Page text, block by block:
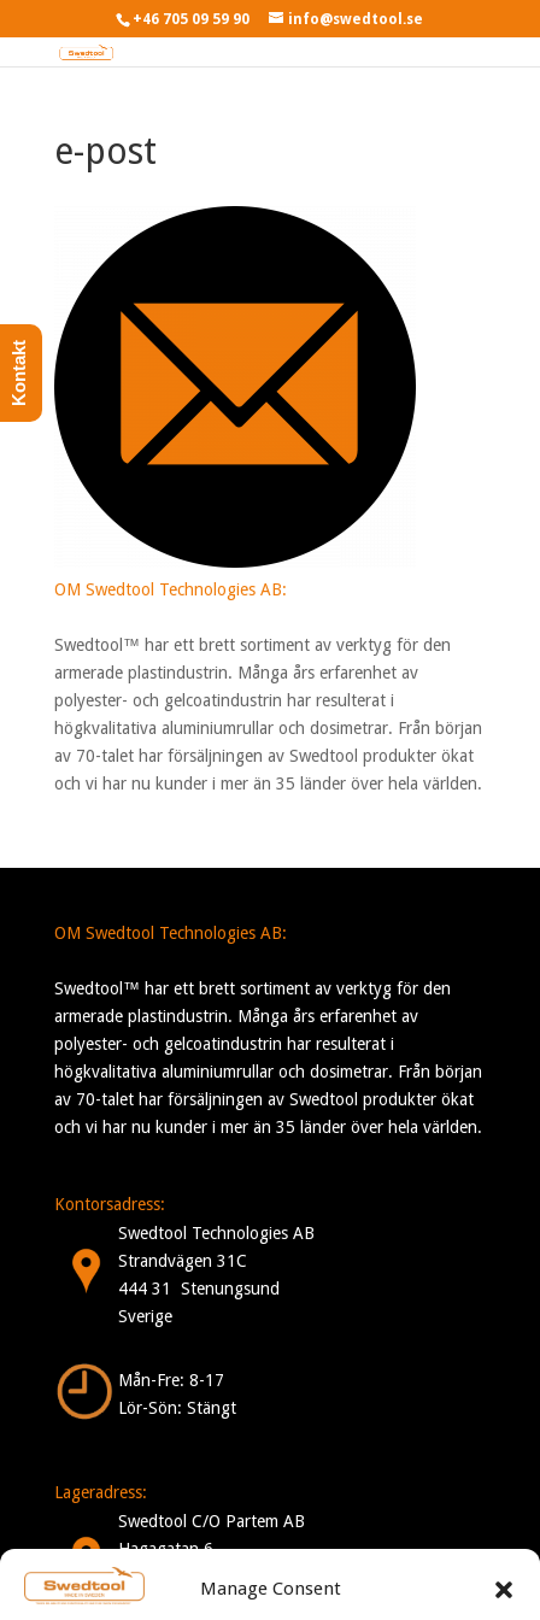
Manage Consent
+46 705 09 59 90 info@swedtool.se
e-post
OM Swedtool Technologies AB:
Swedtool™ har ett brett sortiment av verktyg för den
armerade plastindustrin. Många års erfarenhet av
polyester- och gelcoatindustrin har resulterat i
högkvalitativa aluminiumrullar och dosimetrar. Från början
av 70-talet har försäljningen av Swedtool produkter ökat
och vi har nu kunder i mer än 35 länder över hela världen.
OM Swedtool Technologies AB:
Swedtool™ har ett brett sortiment av verktyg för den
armerade plastindustrin. Många års erfarenhet av
polyester- och gelcoatindustrin har resulterat i
högkvalitativa aluminiumrullar och dosimetrar. Från början
av 70-talet har försäljningen av Swedtool produkter ökat
och vi har nu kunder i mer än 35 länder över hela världen.
Kontorsadress:
Swedtool Technologies AB
Strandvägen 31C
444 31 Stenungsund
Sverige
Mån-Fre: 8-17
Lör-Sön: Stängt
Lageradress:
Swedtool C/O Partem AB
Hagagatan 6
332 35 Gislaved
Sverige
Kontakt